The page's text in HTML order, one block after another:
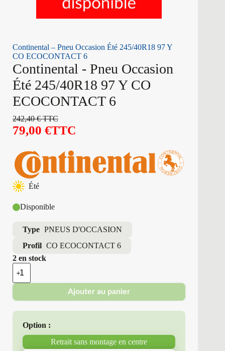
Continental – Pneu Occasion Été 245/40R18 97 Y
CO ECOCONTACT 6
Continental - Pneu Occasion
Été 245/40R18 97 Y CO
ECOCONTACT 6
242,40€TTC
79,00 €TTC
Été
Disponible
Type PNEUS D'OCCASION
Profil CO ECOCONTACT 6
2 en stock
quantité
de
Continental
Pneu
Occasion
245/40R18
Ajouter au panier
Option :
Retrait sans montage en centre